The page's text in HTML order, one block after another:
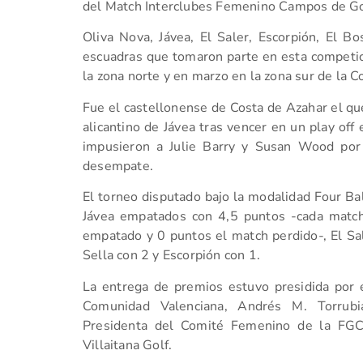
del Match Interclubes Femenino Campos de
Oliva Nova, Jávea, El Saler, Escorpión, El
escuadras que tomaron parte en esta
la zona norte y en marzo en la zona sur de la
Fue el castellonense de Costa de Azahar el
alicantino de Jávea tras vencer en un play
impusieron a Julie Barry y Susan Wood
desempate.
El torneo disputado bajo la modalidad Four
Jávea empatados con 4,5 puntos -cada
empatado y 0 puntos el match perdido-, El
Sella con 2 y Escorpión con 1.
La entrega de premios estuvo presidida
Comunidad Valenciana, Andrés M.
Presidenta del Comité Femenino de la
Villaitana Golf.